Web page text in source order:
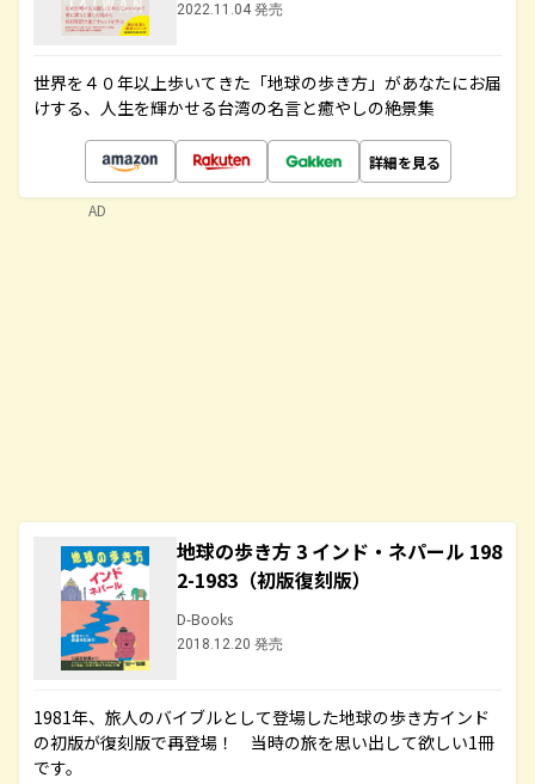
2022.11.04 発売
世界を４０年以上歩いてきた「地球の歩き方」があなたにお届
けする、人生を輝かせる台湾の名言と癒やしの絶景集
詳細を見る
地球の歩き方 3 インド・ネパール 198
2-1983（初版復刻版）
D-Books
2018.12.20 発売
1981年、旅人のバイブルとして登場した地球の歩き方インド
の初版が復刻版で再登場！ 当時の旅を思い出して欲しい1冊
です。
AD